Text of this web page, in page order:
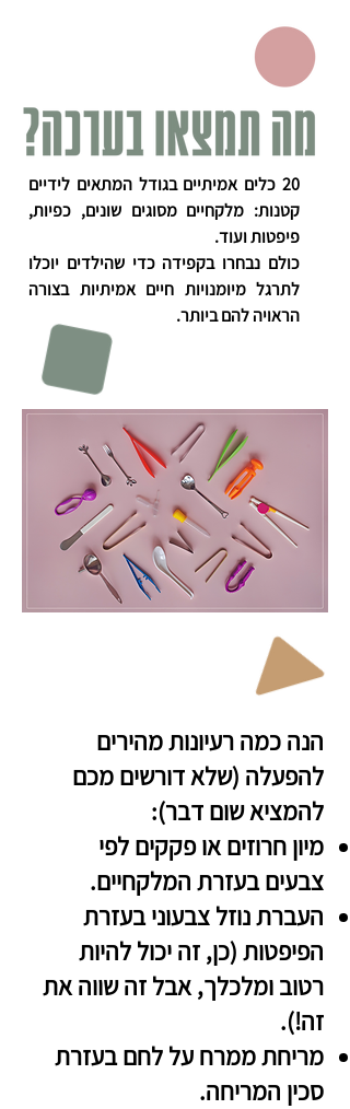
20 כלים אמיתיים בגודל המתאים לידיים
קטנות: מלקחיים מסוגים שונים, כפיות,
פיפטות ועוד.
כולם נבחרו בקפידה כדי שהילדים יוכלו
לתרגל מיומנויות חיים אמיתיות בצורה
הראויה להם ביותר.
הנה כמה רעיונות מהירים
להפעלה (שלא דורשים מכם
להמציא שום דבר):
מיון חרוזים או פקקים לפי
צבעיםבעזרת המלקחיים.
העברת נוזל צבעוניבעזרת
הפיפטות (כן, זה יכול להיות
רטוב ומלכלך, אבל זה שווה את
זה!).
מריחת ממרח על לחםבעזרת
סכין המריחה.